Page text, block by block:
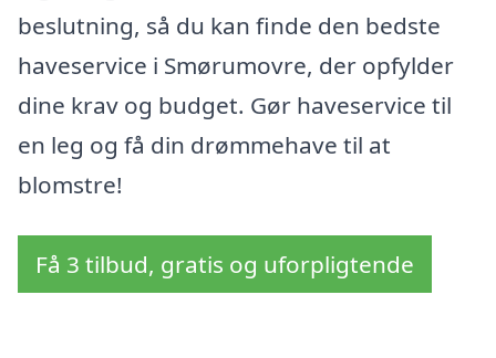
beslutning, så du kan finde den bedste
haveservice i Smørumovre, der opfylder
dine krav og budget. Gør haveservice til
en leg og få din drømmehave til at
blomstre!
Få 3 tilbud, gratis og uforpligtende